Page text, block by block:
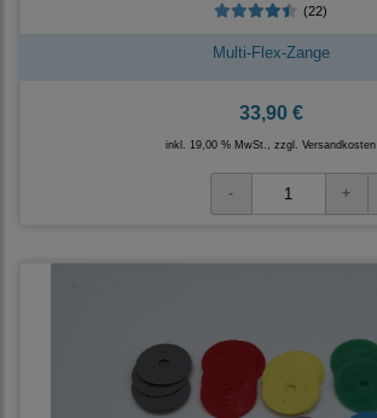
(22)
Multi-Flex-Zange
33,90 €
inkl. 19,00 % MwSt., zzgl. Versandkosten